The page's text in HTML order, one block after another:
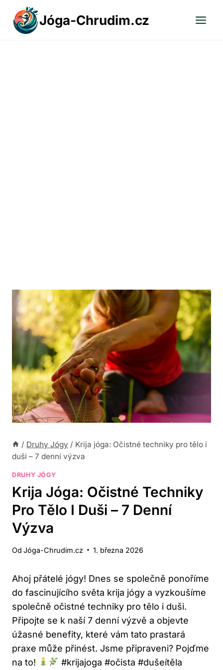
Přeskočit
obsah
Jóga-Chrudim.cz
/ Druhy Jógy / Krija jóga: Očistné techniky pro tělo i
duši – 7 denní výzva
DRUHY JÓGY
Krija Jóga: Očistné Techniky
Pro Tělo I Duši – 7 Denní
Výzva
Od Jóga-Chrudim.cz 1. března 2026
Ahoj přátelé ⁤jógy! Dnes se​ společně​ ponoříme
do ​fascinujícího světa ⁢krija ⁢jógy⁣ a⁢ vyzkoušíme
společně očistné⁢ techniky pro tělo i duši.
Připojte ⁢se k naší 7 ‍denní výzvě a objevte
úžasné benefity, které vám tato ​prastará
⁢praxe může přinést. Jsme ⁤připraveni? Pojďme
​na to!
#krijajoga ⁢#očista ⁢#dušeítěla